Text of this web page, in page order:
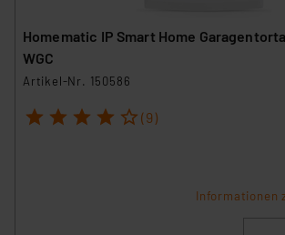
Homematic IP Smart Home
WGC
Artikel-Nr. 150586
1 2 3 4 5 (9)
Informationen